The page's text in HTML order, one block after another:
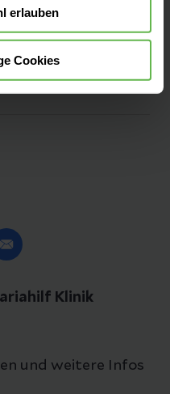
erlauben
Cookies
Klinik
und weitere Infos